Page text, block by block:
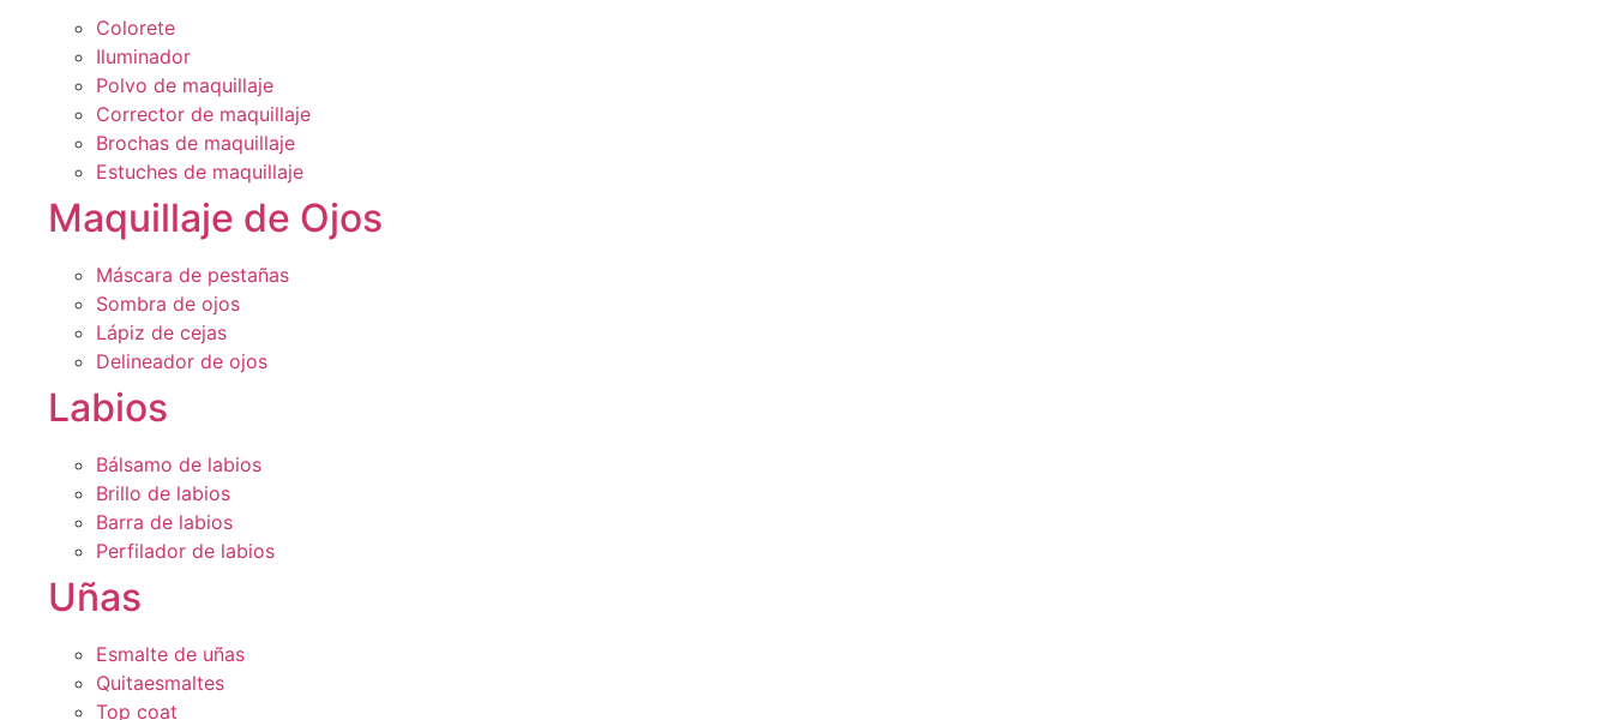
Colorete
Iluminador
Polvo de maquillaje
Corrector de maquillaje
Brochas de maquillaje
Estuches de maquillaje
Maquillaje de Ojos
Máscara de pestañas
Sombra de ojos
Lápiz de cejas
Delineador de ojos
Labios
Bálsamo de labios
Brillo de labios
Barra de labios
Perfilador de labios
Uñas
Esmalte de uñas
Quitaesmaltes
Top coat